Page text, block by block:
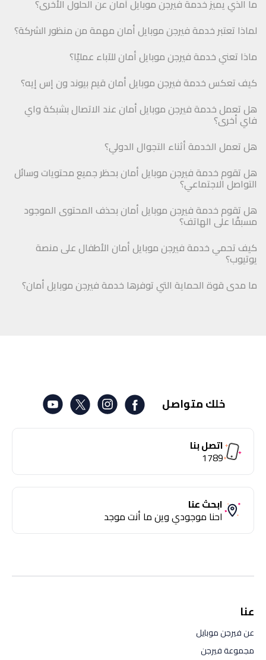
ما الذي يميز خدمة فيرجن موبايل أمان عن الحلول الأخرى؟
لماذا تعتبر خدمة فيرجن موبايل أمان مهمة من منظور الشركة؟
ماذا تعني خدمة فيرجن موبايل أمان للآباء عمليًا؟
كيف تعكس خدمة فيرجن موبايل أمان قيم بيوند ون إس إيه؟
هل تعمل خدمة فيرجن موبايل أمان عند الاتصال بشبكة واي
فاي أخرى؟
هل تعمل الخدمة أثناء التجوال الدولي؟
هل تقوم خدمة فيرجن موبايل أمان بحظر جميع محتويات وسائل
التواصل الاجتماعي؟
هل تقوم خدمة فيرجن موبايل أمان بحذف المحتوى الموجود
مسبقًا على الهاتف؟
كيف تحمي خدمة فيرجن موبايل أمان الأطفال على منصة
يوتيوب؟
ما مدى قوة الحماية التي توفرها خدمة فيرجن موبايل أمان؟
خلك متواصل
اتصل بنا
1789
ابحث عنا
احنا موجودي وين ما أنت موجد
عنا
عن فيرجن موبايل
مجموعة فيرجن